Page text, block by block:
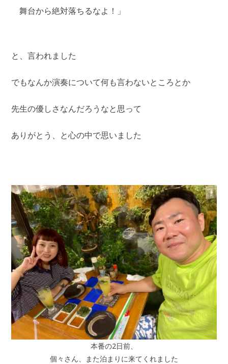
舞台から絶対落ちるなよ！」
と、言われました
でもなんか演奏について何も言わないところとか
先生の優しさなんだろうなと思って
ありがとう、と心の中で思いました
本番の2日前、
個々さん、また泊まりに来てくれました